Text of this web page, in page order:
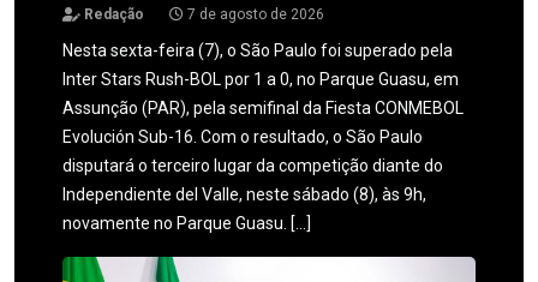
Redação 7 de agosto de 2026
Nesta sexta-feira (7), o São Paulo foi superado pela
Inter Stars Rush-BOL por 1 a 0, no Parque Guasu, em
Assunção (PAR), pela semifinal da Fiesta CONMEBOL
Evolución Sub-16. Com o resultado, o São Paulo
disputará o terceiro lugar da competição diante do
Independiente del Valle, neste sábado (8), às 9h,
novamente no Parque Guasu. […]